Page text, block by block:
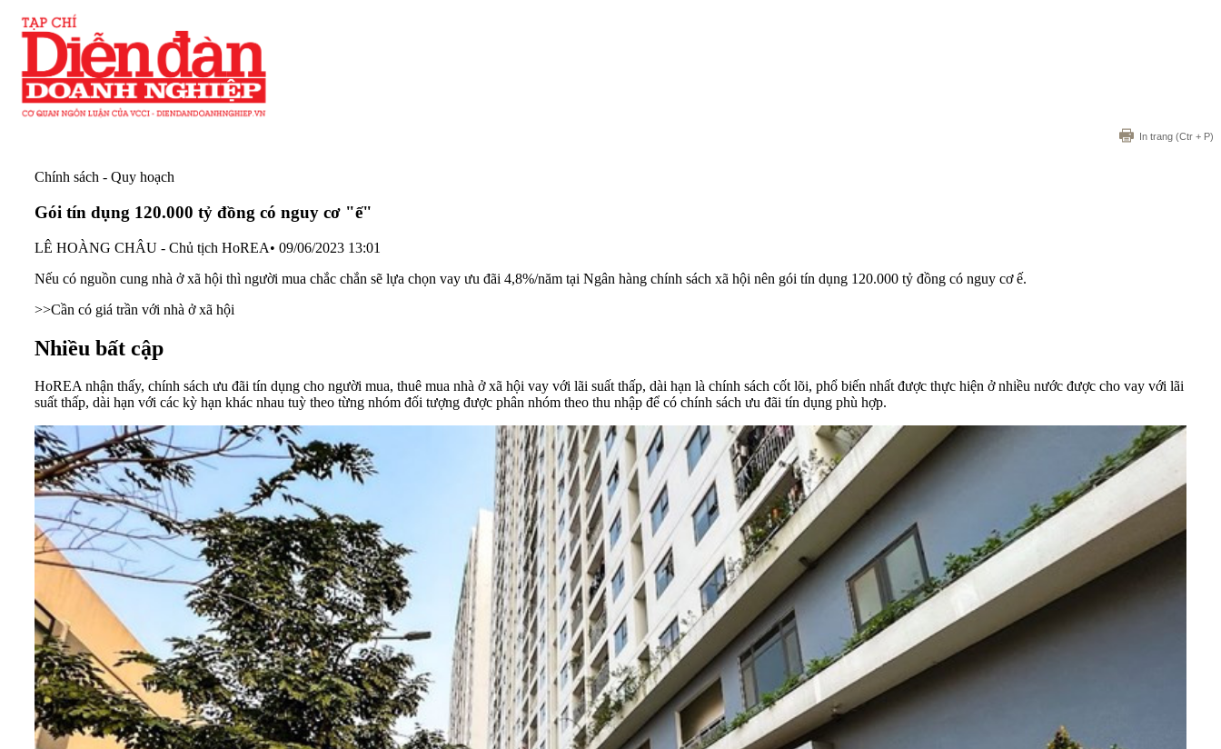
In trang (Ctr + P)
Chính sách - Quy hoạch
Gói tín dụng 120.000 tỷ đồng có nguy cơ "ế"
LÊ HOÀNG CHÂU - Chủ tịch HoREA• 09/06/2023 13:01
Nếu có nguồn cung nhà ở xã hội thì người mua chắc chắn sẽ lựa chọn vay ưu đãi 4,8%/năm tại Ngân hàng chính sách xã hội nên gói tín dụng 120.000 tỷ đồng có nguy cơ ế.
>>Cần có giá trần với nhà ở xã hội
Nhiều bất cập
HoREA nhận thấy, chính sách ưu đãi tín dụng cho người mua, thuê mua nhà ở xã hội vay với lãi suất thấp, dài hạn là chính sách cốt lõi, phổ biến nhất được thực hiện ở nhiều nước được cho vay với lãi
suất thấp, dài hạn với các kỳ hạn khác nhau tuỳ theo từng nhóm đối tượng được phân nhóm theo thu nhập để có chính sách ưu đãi tín dụng phù hợp.